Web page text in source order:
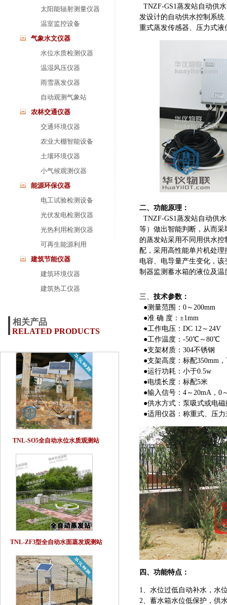
太阳能辐射测量仪器
温室监控设备
气象水文仪器
水位水质检测仪器
温湿风压仪器
雨雪蒸发仪器
自动观测气象站
农林交通仪器
交通环境仪器
农业大棚智能设备
土壤环境仪器
小气候观测仪器
能源环保仪器
电工试验检测设备
光伏发电检测仪器
光热利用检测仪器
可再生能源利用
建筑节能仪器
建筑环境仪器
建筑热工仪器
TNZF-GS1蒸发站自动供
发设计的自动供水控制系
重式蒸发传感器、压力式
二、功能原理：
TNZF-GS1蒸发站自动供
等）做出智能判断，从而
的蒸发站采用不同用供水
配，采用高性能单片机处
电容、电导量产生变化，
制器监测蓄水箱的液位及
三、 技术参数：
●测量范围：0～200mm
●准 确 度：±1mm
●工作电压：DC 12～24V
●工作温度：-50℃～80℃
●支架材质：304不锈钢
●支架高度：标配350mm
●运行功耗：小于0.5w
●电缆长度：标配5米
●输入信号：4～20mA，0
●供水方式：泵吸式或电磁
●适用仪器：称重式、压
四、功能特点：
1、水位过低自动补水，水
2、蓄水箱水位低保护，供
相关产品
RELATED PRODUCTS
TNL-SO5全自动水位水质观测站
TNL-ZF3型全自动水面蒸发观测站